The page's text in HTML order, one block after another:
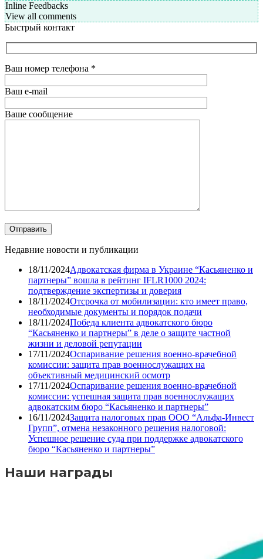
Inline Feedbacks
View all comments
Быстрый контакт
Ваш номер телефона *
Ваш e-mail
Ваше сообщение
Недавние новости и публикации
18/11/2024Адвокатская фирма в Украине “Касьяненко и
партнеры” вошла в рейтинг IFLR1000 2024:
подтверждение экспертизы и доверия
18/11/2024Отсрочка от мобилизации: кто имеет право,
необходимые документы и порядок подачи
18/11/2024Победа клиента адвокатского бюро
“Касьяненко и партнеры” в деле о защите частной
жизни и деловой репутации
17/11/2024Оспаривание решения военно-врачебной
комиссии: защита прав военнослужащих на
объективный медицинский осмотр
17/11/2024Оспаривание решения военно-врачебной
комиссии: успешная защита прав военнослужащих
адвокатским бюро “Касьяненко и партнеры”
16/11/2024Защита налоговых прав ООО “Альфа-Инвест
Групп”, отмена незаконного решения налоговой:
Успешное решение суда при поддержке адвокатского
бюро “Касьяненко и партнеры”
Наши награды